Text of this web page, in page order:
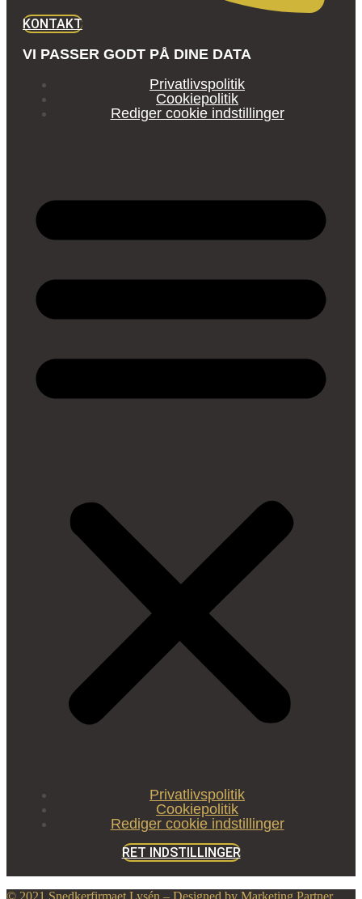
KONTAKT
VI PASSER GODT PÅ DINE DATA
Privatlivspolitik
Cookiepolitik
Rediger cookie indstillinger
Privatlivspolitik
Cookiepolitik
Rediger cookie indstillinger
RET INDSTILLINGER
© 2021 Snedkerfirmaet Lysén – Designed by Marketing Partner